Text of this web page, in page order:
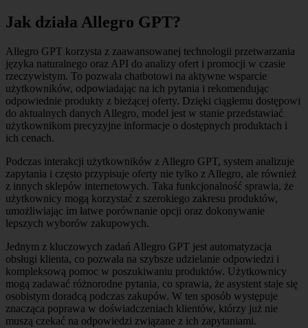
Jak działa Allegro GPT?
Allegro GPT korzysta z zaawansowanej technologii przetwarzania
języka naturalnego oraz API do analizy ofert i promocji w czasie
rzeczywistym. To pozwala chatbotowi na aktywne wsparcie
użytkowników, odpowiadając na ich pytania i rekomendując
odpowiednie produkty z bieżącej oferty. Dzięki ciągłemu dostępowi
do aktualnych danych Allegro, model jest w stanie przedstawiać
użytkownikom precyzyjne informacje o dostępnych produktach i
ich cenach.
Podczas interakcji użytkowników z Allegro GPT, system analizuje
zapytania i często przypisuje oferty nie tylko z Allegro, ale również
z innych sklepów internetowych. Taka funkcjonalność sprawia, że
użytkownicy mogą korzystać z szerokiego zakresu produktów,
umożliwiając im łatwe porównanie opcji oraz dokonywanie
lepszych wyborów zakupowych.
Jednym z kluczowych zadań Allegro GPT jest automatyzacja
obsługi klienta, co pozwala na szybsze udzielanie odpowiedzi i
kompleksową pomoc w poszukiwaniu produktów. Użytkownicy
mogą zadawać różnorodne pytania, co sprawia, że asystent staje się
osobistym doradcą podczas zakupów. W ten sposób występuje
znacząca poprawa w doświadczeniach klientów, którzy już nie
muszą czekać na odpowiedzi związane z ich zapytaniami.